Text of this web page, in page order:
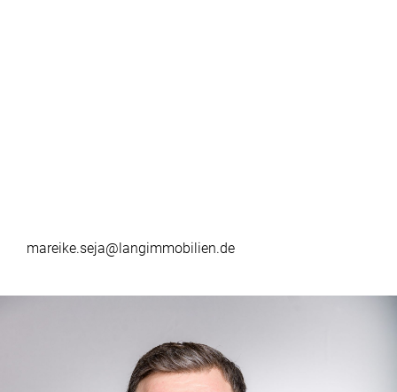
mareike.seja@langimmobilien.de